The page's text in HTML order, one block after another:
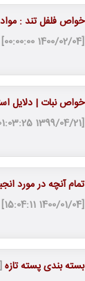
خواص فلفل تند :
[1400/02/04 00:00:00]
خواص نبات | دلایل
[1399/04/21 01:03:25]
تمام آنچه در مورد
[1400/01/04 15:04:11]
بسته بندی پسته تازه[1397/09/16 13:35:10]